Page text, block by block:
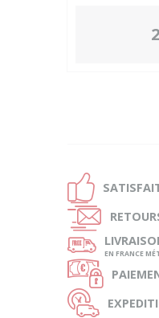
Ð
Ñ
ø EN FRANCE
Ø
Ù